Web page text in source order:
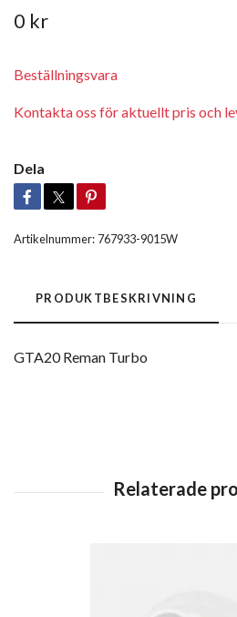
0 kr
Beställningsvara
Kontakta oss för aktuellt pris och
Dela
Artikelnummer: 767933-9015W
PRODUKTBESKRIVNING
GTA20 Reman Turbo